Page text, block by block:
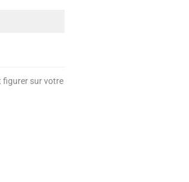
figurer sur votre